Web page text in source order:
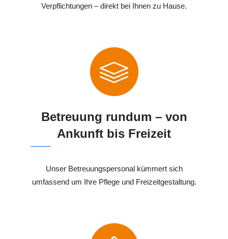
Verpflichtungen – direkt bei Ihnen zu Hause.
Betreuung rundum – von
Ankunft bis Freizeit
Unser Betreuungspersonal kümmert sich
umfassend um Ihre Pflege und Freizeitgestaltung.